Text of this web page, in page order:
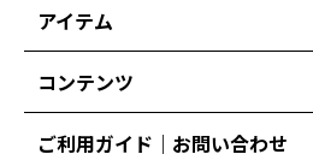
アイテム
コンテンツ
ご利用ガイド｜お問い合わせ